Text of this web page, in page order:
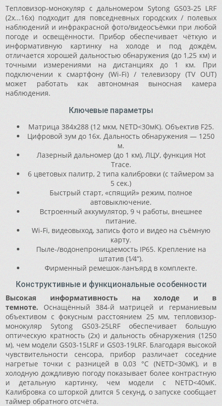
Тепловизор-монокуляр с дальномером Sytong GS03-25 LRF
(2x...16x) подходит для повседневных городских / полевых
наблюдений и инфракрасной фото/видеосъёмки при любой
погоде и освещённости. Прибор обеспечивает чёткую и
информативную картинку на холоде и под дождём,
отличается хорошей дальностью обнаружения (до 1,25 км) и
точными измерениями на дистанциях до 1 км. При
подключении к смартфону (Wi-Fi) / телевизору (TV OUT)
может работать как автономная выносная камера
наблюдения.
Ключевые параметры
Матрица 384x288 (12 мкм, NETD<30мК). Объектив F25.
Цифровой зум до 16x. Дальность обнаружения — 1250
м.
Лазерный дальномер (до 1 км), ЛЦУ, функция Hot
Trace.
6 цветовых палитр, 2 типа калибровки (с таймером за
5 сек.)
Быстрый старт, «спящий» режим, полное
автовыключение.
Встроенный аккумулятор, 9 ч работы, внешнее
питание.
Wi-Fi, видеовыход, запись фото и видео на съёмную
карту.
Пыле-/водонепроницаемость IP65. Крепление на
штатив (1⁄4“).
Фирменный ремешок-ланъярд в комплекте.
Конструктивные и функциональные особенности
Высокая информативность на холоде и в
темноте. Оснащённый 384-й матрицей и германиевым
объективом с фокусным расстоянием 25 мм, тепловизор-
монокуляр Sytong GS03-25LRF обеспечивает большую
оптическую кратность (2x) и дальность обнаружения (1250
м), чем модели GS03-15LRF и GS03-19LRF. Благодаря высокой
чувствительности сенсора, прибор различает соседние
нагретые точки с разницей в 0,03 °C (NETD<30мК), и в
холодную дождливую погоду показывает более контрастную
и детальную картинку, чем модели с NETD<40мК.
Калибровка со шторкой длится 5 секунд, о запуске сообщает
таймер обратного отсчёта.